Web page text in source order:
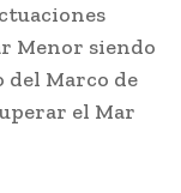
Menor siendo
del Marco de
el Mar